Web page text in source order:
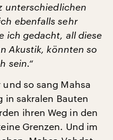
unterschiedlichen
ebenfalls sehr
ich gedacht, all diese
Akustik, könnten so
sein.“
so sang Mahsa
in sakralen Bauten
ihren Weg in den
Grenzen. Und im